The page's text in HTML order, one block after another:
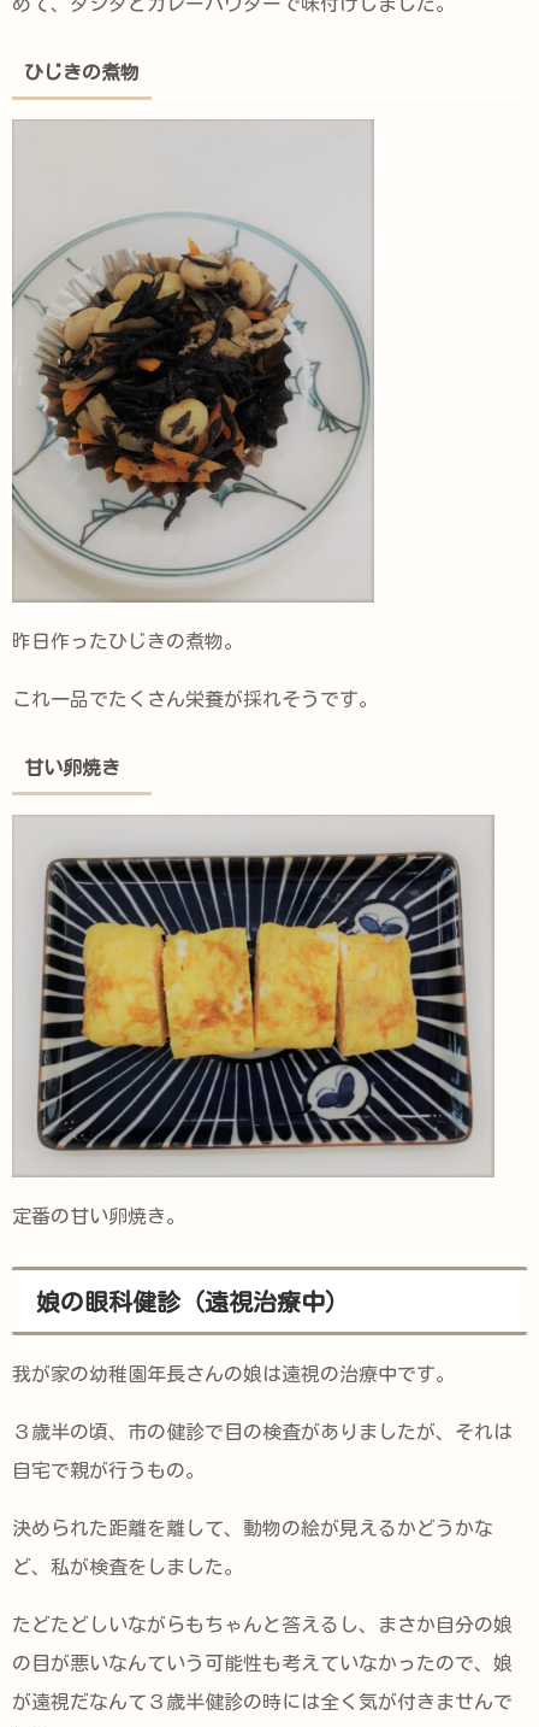
めて、ダシダとカレーパウダーで味付けしました。
ひじきの煮物
昨日作ったひじきの煮物。
これ一品でたくさん栄養が採れそうです。
甘い卵焼き
定番の甘い卵焼き。
娘の眼科健診（遠視治療中）
我が家の幼稚園年長さんの娘は遠視の治療中です。
３歳半の頃、市の健診で目の検査がありましたが、それは
自宅で親が行うもの。
決められた距離を離して、動物の絵が見えるかどうかな
ど、私が検査をしました。
たどたどしいながらもちゃんと答えるし、まさか自分の娘
の目が悪いなんていう可能性も考えていなかったので、娘
が遠視だなんて３歳半健診の時には全く気が付きませんで